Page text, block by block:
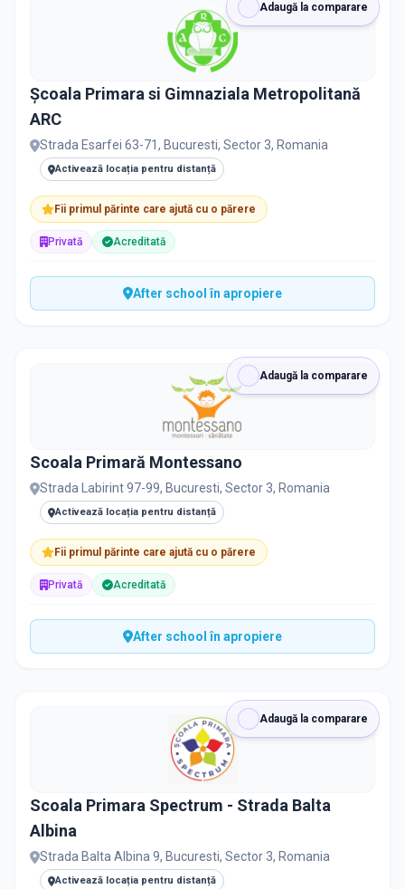
Adaugă la comparare
Școala Primara si Gimnaziala Metropolitană
ARC
Strada Esarfei 63-71, Bucuresti, Sector 3, Romania
Activează locația pentru distanță
Fii primul părinte care ajută cu o părere
Privată Acreditată
After school în apropiere
Adaugă la comparare
Scoala Primară Montessano
Strada Labirint 97-99, Bucuresti, Sector 3, Romania
Activează locația pentru distanță
Fii primul părinte care ajută cu o părere
Privată Acreditată
After school în apropiere
Adaugă la comparare
Scoala Primara Spectrum - Strada Balta
Albina
Strada Balta Albina 9, Bucuresti, Sector 3, Romania
Activează locația pentru distanță